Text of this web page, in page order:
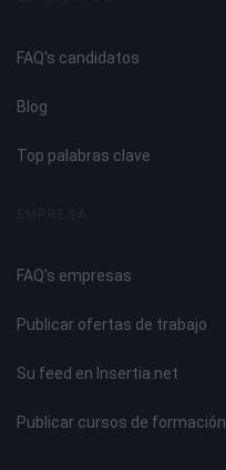
FAQ's candidatos
Blog
Top palabras clave
FAQ's empresas
Publicar ofertas de trabajo
Su feed en Insertia.net
Publicar cursos de formación